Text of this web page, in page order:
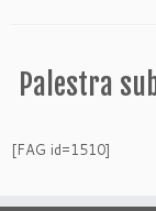
Palestra
[FAG id=1510]